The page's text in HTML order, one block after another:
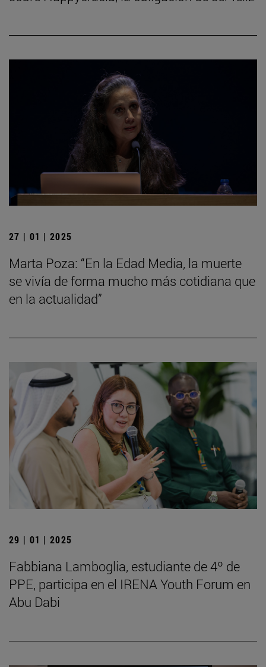
27 | 01 | 2025
Marta Poza: “En la Edad Media, la muerte
se vivía de forma mucho más cotidiana que
en la actualidad”
29 | 01 | 2025
Fabbiana Lamboglia, estudiante de 4º de
PPE, participa en el IRENA Youth Forum en
Abu Dabi